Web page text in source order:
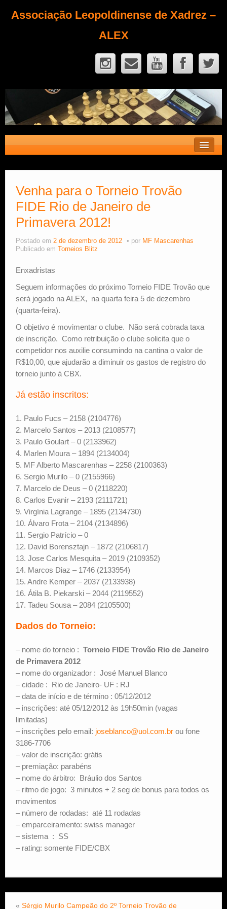
Associação Leopoldinense de Xadrez –
ALEX
Fique Sócio
Quem Somos?
Calendário
Estude Xadrez
Venha para o Torneio Trovão
FIDE Rio de Janeiro de
Primavera 2012!
Postado em 2 de dezembro de 2012 por MF Mascarenhas
Publicado em
Torneios Blitz
Enxadristas
Seguem informações do próximo Torneio FIDE Trovão que
será jogado na ALEX, na quarta feira 5 de dezembro
(quarta-feira).
O objetivo é movimentar o clube. Não será cobrada taxa
de inscrição. Como retribuição o clube solicita que o
competidor nos auxilie consumindo na cantina o valor de
R$10,00, que ajudarão a diminuir os gastos de registro do
torneio junto à CBX.
Já estão inscritos:
1. Paulo Fucs – 2158 (2104776)
2. Marcelo Santos – 2013 (2108577)
3. Paulo Goulart – 0 (2133962)
4. Marlen Moura – 1894 (2134004)
5. MF Alberto Mascarenhas – 2258 (2100363)
6. Sergio Murilo – 0 (2155966)
7. Marcelo de Deus – 0 (2118220)
8. Carlos Evanir – 2193 (2111721)
9. Virgínia Lagrange – 1895 (2134730)
10. Álvaro Frota – 2104 (2134896)
11. Sergio Patrício – 0
12. David Borensztajn – 1872 (2106817)
13. Jose Carlos Mesquita – 2019 (2109352)
14. Marcos Diaz – 1746 (2133954)
15. Andre Kemper – 2037 (2133938)
16. Átila B. Piekarski – 2044 (2119552)
17. Tadeu Sousa – 2084 (2105500)
Dados do Torneio:
– nome do torneio : Torneio FIDE Trovão Rio de Janeiro
de Primavera 2012
– nome do organizador : José Manuel Blanco
– cidade : Rio de Janeiro- UF : RJ
– data de início e de término : 05/12/2012
– inscrições: até 05/12/2012 às 19h50min (vagas
limitadas)
– inscrições pelo email: joseblanco@uol.com.br ou fone
3186-7706
– valor de inscrição: grátis
– premiação: parabéns
– nome do árbitro: Bráulio dos Santos
– ritmo de jogo: 3 minutos + 2 seg de bonus para todos os
movimentos
– número de rodadas: até 11 rodadas
– emparceiramento: swiss manager
– sistema : SS
– rating: somente FIDE/CBX
« Sérgio Murilo Campeão do 2º Torneio Trovão de